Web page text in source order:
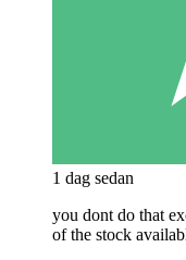
1 dag sedan
you dont do that
of the stock